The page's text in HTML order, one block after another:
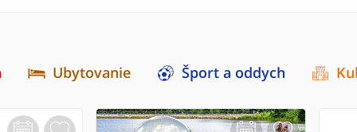
Ubytovanie Šport a oddych